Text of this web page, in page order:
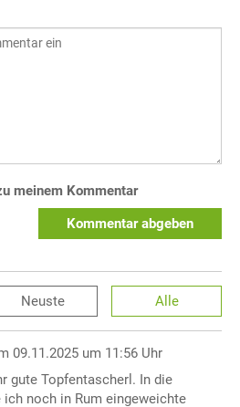
meinem Kommentar
Kommentar abgeben
Neuste Alle
09.11.2025 um 11:56 Uhr
gute Topfentascherl. In die
ich noch in Rum eingeweichte